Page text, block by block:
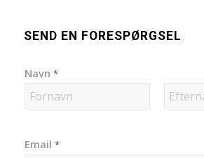
SEND EN FORESPØRGSEL
Navn *
Email *